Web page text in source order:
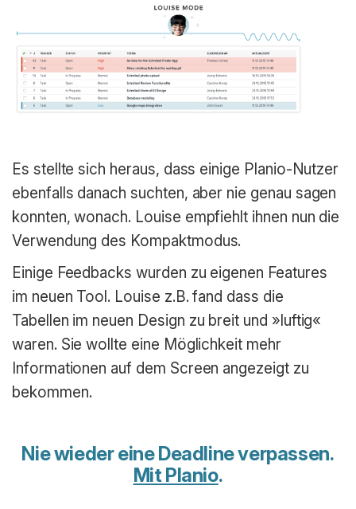
Es stellte sich heraus, dass einige Planio-Nutzer
ebenfalls danach suchten, aber nie genau sagen
konnten, wonach. Louise empfiehlt ihnen nun die
Verwendung des Kompaktmodus.
Einige Feedbacks wurden zu eigenen Features
im neuen Tool. Louise z.B. fand dass die
Tabellen im neuen Design zu breit und »luftig«
waren. Sie wollte eine Möglichkeit mehr
Informationen auf dem Screen angezeigt zu
bekommen.
Nie wieder eine Deadline verpassen.
Mit Planio.